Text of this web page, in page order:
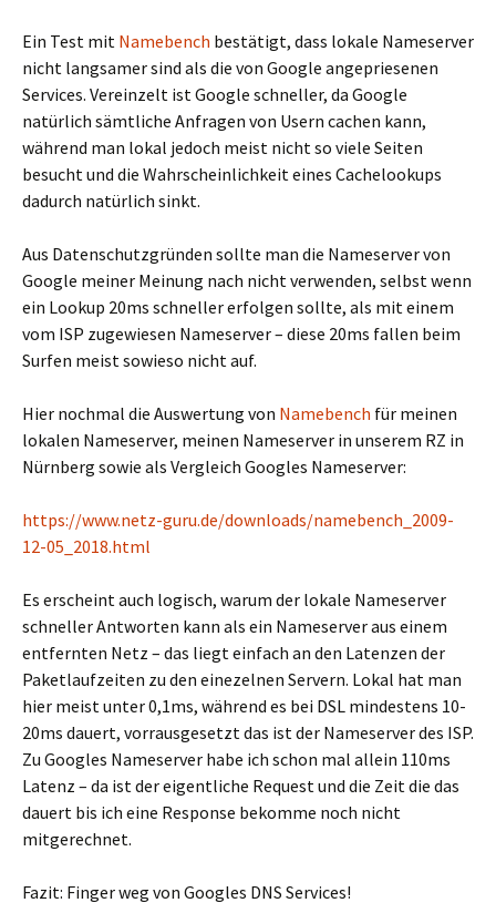
Ein Test mit Namebench bestätigt, dass lokale Nameserver
nicht langsamer sind als die von Google angepriesenen
Services. Vereinzelt ist Google schneller, da Google
natürlich sämtliche Anfragen von Usern cachen kann,
während man lokal jedoch meist nicht so viele Seiten
besucht und die Wahrscheinlichkeit eines Cachelookups
dadurch natürlich sinkt.
Aus Datenschutzgründen sollte man die Nameserver von
Google meiner Meinung nach nicht verwenden, selbst wenn
ein Lookup 20ms schneller erfolgen sollte, als mit einem
vom ISP zugewiesen Nameserver – diese 20ms fallen beim
Surfen meist sowieso nicht auf.
Hier nochmal die Auswertung von Namebench für meinen
lokalen Nameserver, meinen Nameserver in unserem RZ in
Nürnberg sowie als Vergleich Googles Nameserver:
https://www.netz-guru.de/downloads/namebench_2009-
12-05_2018.html
Es erscheint auch logisch, warum der lokale Nameserver
schneller Antworten kann als ein Nameserver aus einem
entfernten Netz – das liegt einfach an den Latenzen der
Paketlaufzeiten zu den einezelnen Servern. Lokal hat man
hier meist unter 0,1ms, während es bei DSL mindestens 10-
20ms dauert, vorrausgesetzt das ist der Nameserver des ISP.
Zu Googles Nameserver habe ich schon mal allein 110ms
Latenz – da ist der eigentliche Request und die Zeit die das
dauert bis ich eine Response bekomme noch nicht
mitgerechnet.
Fazit: Finger weg von Googles DNS Services!